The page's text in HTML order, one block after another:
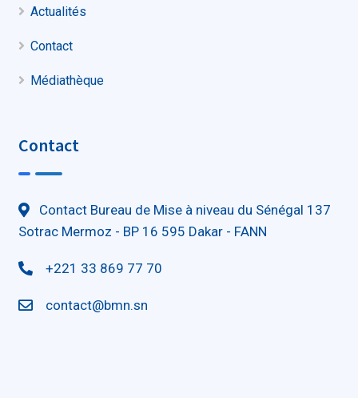
Actualités
Contact
Médiathèque
Contact
Contact Bureau de Mise à niveau du Sénégal 137
Sotrac Mermoz - BP 16 595 Dakar - FANN
+221 33 869 77 70
contact@bmn.sn